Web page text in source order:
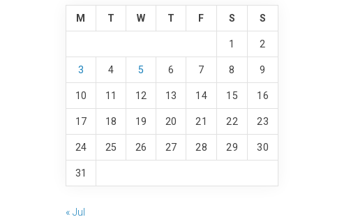
M T W T F S S
1 2
3 4 5 6 7 8 9
10 11 12 13 14 15 16
17 18 19 20 21 22 23
24 25 26 27 28 29 30
31
« Jul